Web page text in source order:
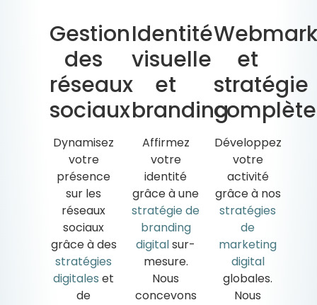
Gestion
des
réseaux
sociaux
Dynamisez
votre
présence
sur les
réseaux
sociaux
grâce à des
stratégies
digitales et
de
Identité
visuelle
et
branding
Affirmez
votre
identité
grâce à une
stratégie de
branding
digitalsur-
mesure.
Nous
concevons
et
stratégie
complète
Développez
votre
activité
grâce à nos
stratégies
de
marketing
digital
globales.
Nous